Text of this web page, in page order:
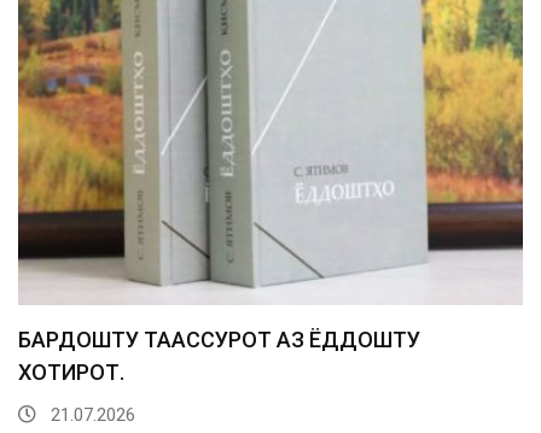
БАРДОШТУ ТААССУРОТ АЗ ЁДДОШТУ
ХОТИРОТ.
21.07.2026